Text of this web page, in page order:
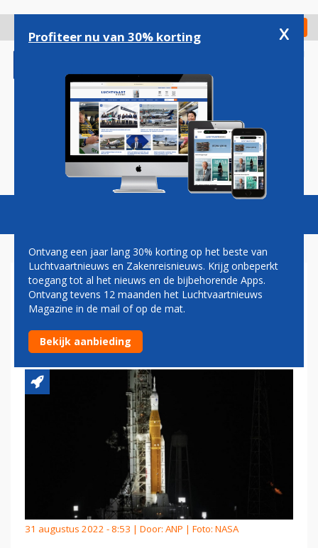
gaan
Check in
Magazine Podcasts Vacatures
NASA PROBEERT ZATERDAG
OPNIEUW MAANRAKET TE
LANCEREN
31 augustus 2022 - 8:53 | Door: ANP | Foto: NASA
Profiteer nu van 30% korting x
Ontvang een jaar lang 30% korting op het beste van
Luchtvaartnieuws en Zakenreisnieuws. Krijg onbeperkt
toegang tot al het nieuws en de bijbehorende Apps.
Ontvang tevens 12 maanden het Luchtvaartnieuws
Magazine in de mail of op de mat.
Bekijk aanbieding